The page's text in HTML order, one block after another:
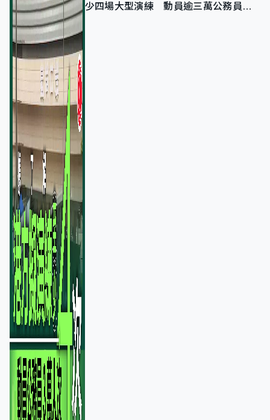
少四場大型演練 動員逾三萬公務員人